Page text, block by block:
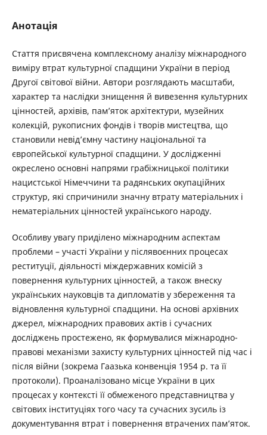
Анотація
Стаття присвячена комплексному аналізу міжнародного
виміру втрат культурної спадщини України в період
Другої світової війни. Автори розглядають масштаби,
характер та наслідки знищення й вивезення культурних
цінностей, архівів, пам’яток архітектури, музейних
колекцій, рукописних фондів і творів мистецтва, що
становили невід’ємну частину національної та
європейської культурної спадщини. У дослідженні
окреслено основні напрями грабіжницької політики
нацистської Німеччини та радянських окупаційних
структур, які спричинили значну втрату матеріальних і
нематеріальних цінностей українського народу.
Особливу увагу приділено міжнародним аспектам
проблеми – участі України у післявоєнних процесах
реституції, діяльності міждержавних комісій з
повернення культурних цінностей, а також внеску
українських науковців та дипломатів у збереження та
відновлення культурної спадщини. На основі архівних
джерел, міжнародних правових актів і сучасних
досліджень простежено, як формувалися міжнародно-
правові механізми захисту культурних цінностей під час і
після війни (зокрема Гаазька конвенція 1954 р. та її
протоколи). Проаналізовано місце України в цих
процесах у контексті її обмеженого представництва у
світових інституціях того часу та сучасних зусиль із
документування втрат і повернення втрачених пам’яток.